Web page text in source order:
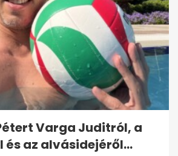
Varga Juditról, a
és az alvásidejéről...